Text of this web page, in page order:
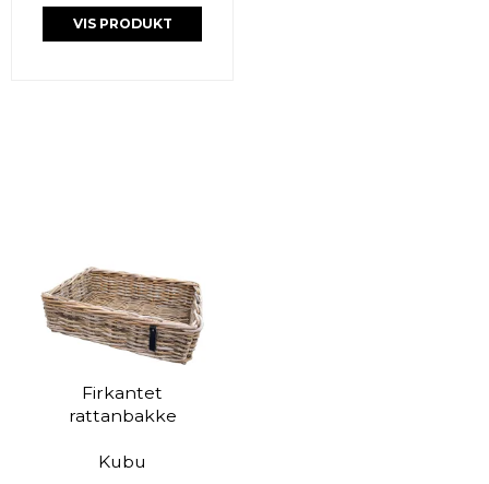
VIS PRODUKT
Firkantet
rattanbakke
Kubu